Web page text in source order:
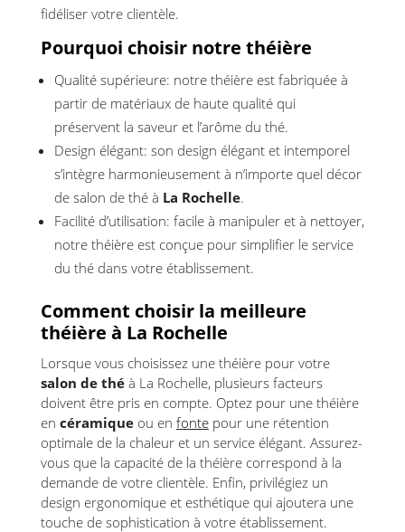
fidéliser votre clientèle.
Pourquoi choisir notre théière
Qualité supérieure: notre théière est fabriquée à
partir de matériaux de haute qualité qui
préservent la saveur et l’arôme du thé.
Design élégant: son design élégant et intemporel
s’intègre harmonieusement à n’importe quel décor
de salon de thé à La Rochelle.
Facilité d’utilisation: facile à manipuler et à nettoyer,
notre théière est conçue pour simplifier le service
du thé dans votre établissement.
Comment choisir la meilleure
théière à La Rochelle
Lorsque vous choisissez une théière pour votre
salon de théà La Rochelle, plusieurs facteurs
doivent être pris en compte. Optez pour une théière
en céramiqueou en fontepour une rétention
optimale de la chaleur et un service élégant. Assurez-
vous que la capacité de la théière correspond à la
demande de votre clientèle. Enfin, privilégiez un
design ergonomique et esthétique qui ajoutera une
touche de sophistication à votre établissement.